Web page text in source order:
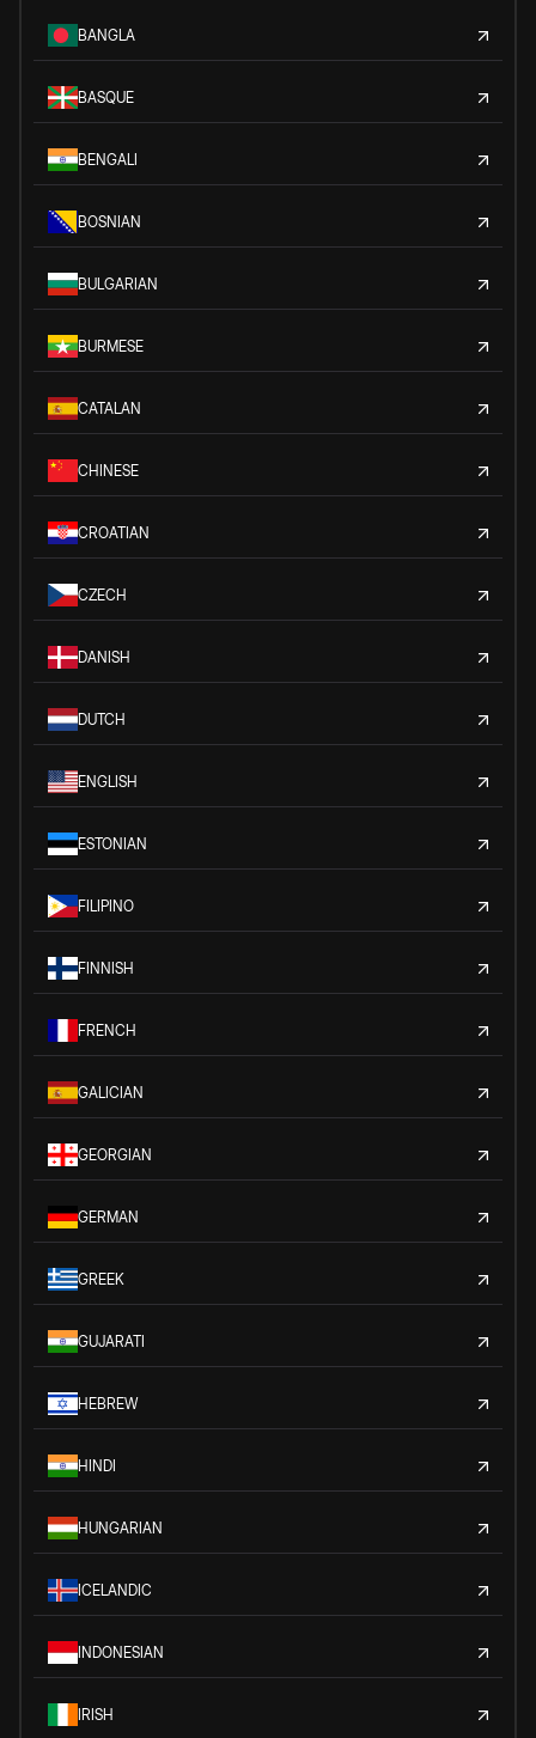
BANGLA
BASQUE
BENGALI
BOSNIAN
BULGARIAN
BURMESE
CATALAN
CHINESE
CROATIAN
CZECH
DANISH
DUTCH
ENGLISH
ESTONIAN
FILIPINO
FINNISH
FRENCH
GALICIAN
GEORGIAN
GERMAN
GREEK
GUJARATI
HEBREW
HINDI
HUNGARIAN
ICELANDIC
INDONESIAN
IRISH